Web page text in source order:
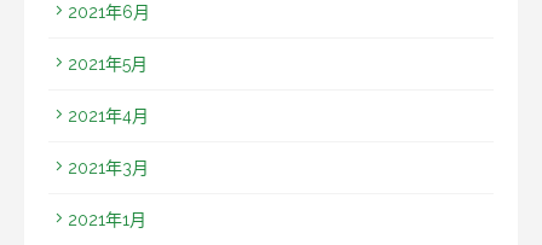
2021年6月
2021年5月
2021年4月
2021年3月
2021年1月